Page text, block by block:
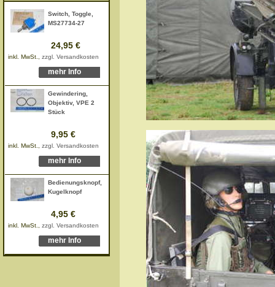
Switch, Toggle,
MS27734-27
24,95 €
inkl. MwSt., zzgl. Versandkosten
mehr Info
Gewindering,
Objektiv, VPE 2
Stück
9,95 €
inkl. MwSt., zzgl. Versandkosten
mehr Info
Bedienungsknopf,
Kugelknopf
4,95 €
inkl. MwSt., zzgl. Versandkosten
mehr Info